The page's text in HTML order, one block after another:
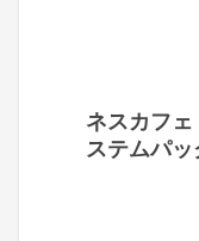
ネスカフ
ステムパ